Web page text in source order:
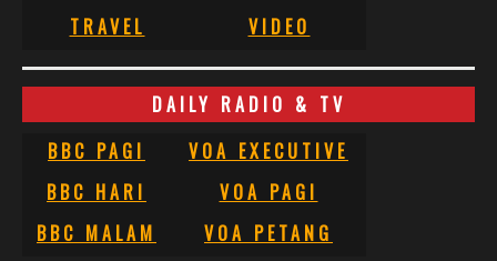
TRAVEL
VIDEO
DAILY RADIO & TV
BBC PAGI
VOA EXECUTIVE
BBC HARI
VOA PAGI
BBC MALAM
VOA PETANG